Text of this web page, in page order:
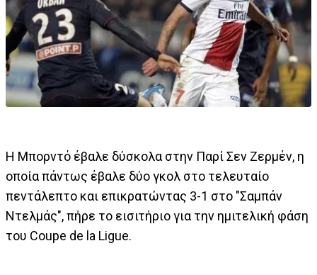
Η Μπορντό έβαλε δύσκολα στην Παρί Σεν Ζερμέν, η
οποία πάντως έβαλε δύο γκολ στο τελευταίο
πεντάλεπτο και επικρατώντας 3-1 στο "Σαμπάν
Ντελμάς", πήρε το εισιτήριο για την ημιτελική φάση
του Coupe de la Ligue.